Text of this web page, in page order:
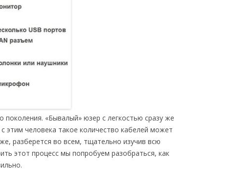
«Бывалый» юзер с легкостью сразу же
этим человека такое количество кабелей может
разберется во всем, тщательно изучив всю
этот процесс мы попробуем разобраться, как